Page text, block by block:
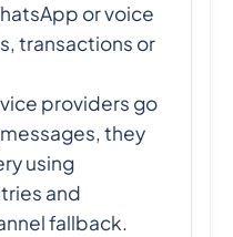
or voice
transactions or
providers go
they
using
and
fallback.